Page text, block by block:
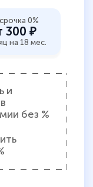
0%
300 ₽
на 18 мес.
и
без %